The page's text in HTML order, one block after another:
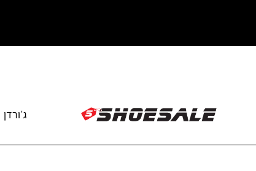
ג׳ורדן